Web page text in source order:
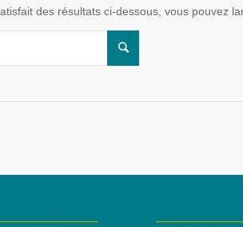
des résultats ci-dessous, vous pouvez